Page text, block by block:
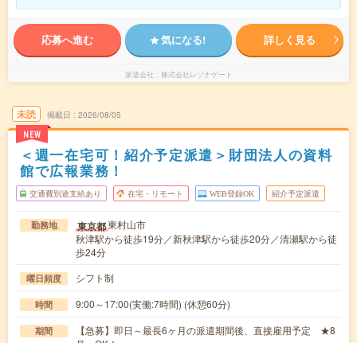
応募へ進む 気になる! 詳しく見る
派遣会社 株式会社レゾナゲート
未読
NEW
掲載日 2026/08/05
＜週一在宅可！紹介予定派遣＞財団法人の資料
館で広報業務！
交通費別途支給あり 在宅・リモート WEB登録OK 紹介予定派遣
勤務地 東京都東村山市
秋津駅から徒歩19分／新秋津駅から徒歩20分／清瀬駅から徒
歩24分
曜日頻度 シフト制
時間 9:00～17:00(実働:7時間) (休憩60分)
期間
【急募】即日～最長6ヶ月の派遣期間後、直接雇用予定 ★8